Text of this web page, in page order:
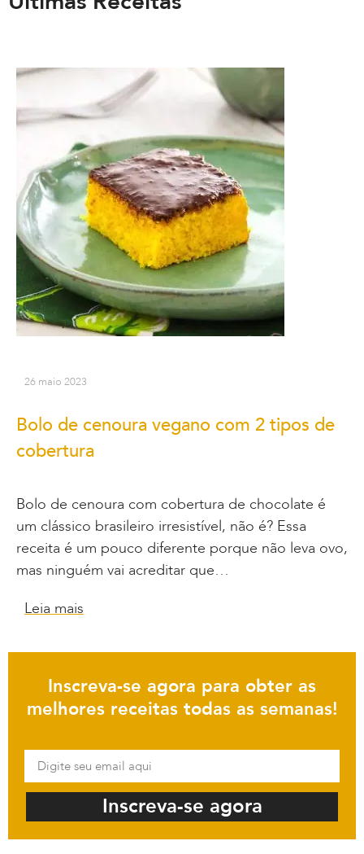
26 maio 2023
Bolo de cenoura vegano com 2 tipos de
cobertura
Bolo de cenoura com cobertura de chocolate é
um clássico brasileiro irresistível, não é? Essa
receita é um pouco diferente porque não leva ovo,
mas ninguém vai acreditar que…
Leia mais
Inscreva-se agora para obter as
melhores receitas todas as semanas!
Inscreva-se agora